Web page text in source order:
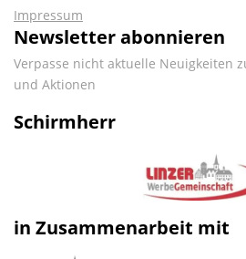
Impressum
Newsletter abonnieren
Verpasse nicht aktuelle Neuigkeiten
und Aktionen
Schirmherr
in Zusammenarbeit mit